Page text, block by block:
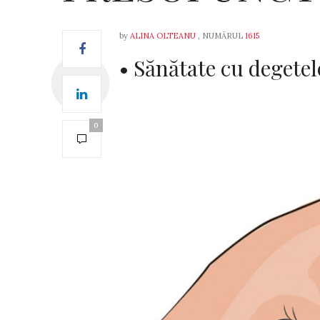
0
by ALINA OLTEANU , NUMĂRUL 1615
• Sănătate cu